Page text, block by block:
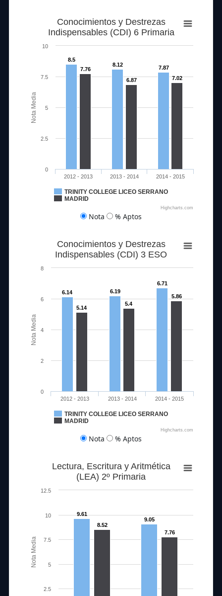
Nota Media
Conocimientos y Destrezas
Indispensables (CDI) 6 Primaria
8.5
8.12
7.87
7.76
6.87
7.02
TRINITY COLLEGE LICEO SERRANO
MADRID
2012 - 2013 2013 - 2014 2014 - 2015
0
2.5
5
7.5
10
Highcharts.com
Nota % Aptos
Nota Media
Conocimientos y Destrezas
Indispensables (CDI) 3 ESO
6.14 6.19
6.71
5.14
5.4
5.86
TRINITY COLLEGE LICEO SERRANO
MADRID
2012 - 2013 2013 - 2014 2014 - 2015
0
2
4
6
8
Highcharts.com
Nota % Aptos
Nota Media
Lectura, Escritura y Aritmética
(LEA) 2º Primaria
9.61
9.05
8.52
7.76
2.5
5
7.5
10
12.5